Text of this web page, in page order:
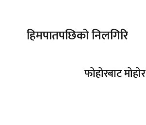
हिमपातपछिको निलगिरि
फोहोरबाट मोहोर